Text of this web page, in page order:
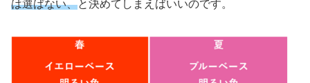
は選ばない、と決めてしまえばいいのです。